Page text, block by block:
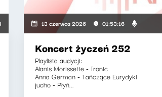
Jose Torres13 czerwca 2026 01:53:16
Koncert życzeń 252
Playlista audycji:
Alanis Morissette - Ironic
Anna German - Tańczące Eurydyki
jucho - Płyń...